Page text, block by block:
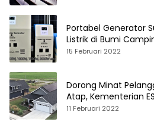
Portabel Generator
Listrik di Bumi
15 Februari 2022
Dorong Minat
Atap, Kementerian
Hibah SEF
11 Februari 2022